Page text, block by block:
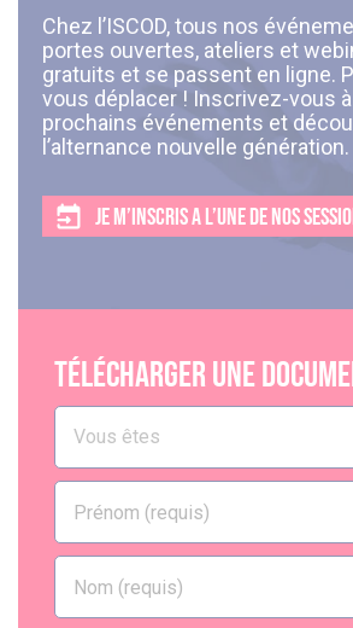
Chez l’ISCOD, tous nos
portes ouvertes, ateliers et
gratuits et se passent en ligne.
vous déplacer ! Inscrivez-vous à
prochains événements et
l’alternance nouvelle génération.
JE M’INSCRIS A L’UNE DE NOS
Télécharger une